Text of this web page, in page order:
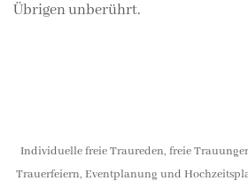
Übrigen unberührt.
Individuelle freie Traureden, freie
Trauerfeiern, Eventplanung und